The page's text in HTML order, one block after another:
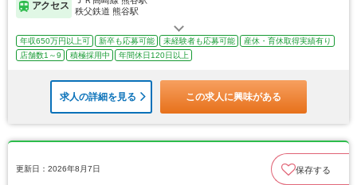
アクセス
秩父鉄道 熊谷駅
年収650万円以上可 新卒も応募可能 未経験者も応募可能
産休・育休取得実績有り
店舗数1～9
積極採用中 年間休日120日以上
求人の詳細を見る この求人に興味がある
更新日：2026年8月7日 保存する